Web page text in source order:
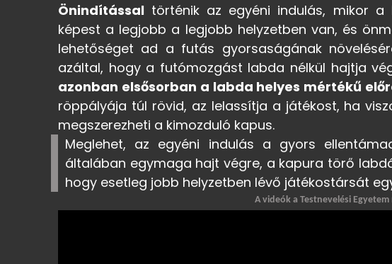
Önindítással történik az egyéni indulás, mikor
képest a legjobb a legjobb helyzetben van, és
lehetőséget ad a futás gyorsaságának
azáltal, hogy a futómozgást labda nélkül hajtja
azonban elsősorban a labda helyes mértékű
röppályája túl rövid, az lelassítja a játékost, ha
megszerezheti a kimozduló kapus.
Meglehet, az egyéni indulás a gyors
általában egymaga hajt végre, a kapura törő
hogy esetleg jobb helyzetben lévő játékostársát
A videók a Testnevelési